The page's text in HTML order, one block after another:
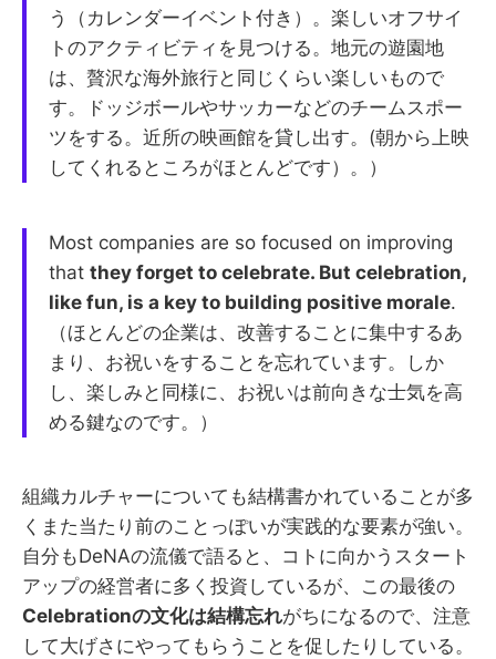
う（カレンダーイベント付き）。楽しいオフサイ
トのアクティビティを見つける。地元の遊園地
は、贅沢な海外旅行と同じくらい楽しいもので
す。ドッジボールやサッカーなどのチームスポー
ツをする。近所の映画館を貸し出す。(朝から上映
してくれるところがほとんどです）。）
Most companies are so focused on improving
that they forget to celebrate. But celebration,
like fun, is a key to building positive morale.
（ほとんどの企業は、改善することに集中するあ
まり、お祝いをすることを忘れています。しか
し、楽しみと同様に、お祝いは前向きな士気を高
める鍵なのです。）
組織カルチャーについても結構書かれていることが多
くまた当たり前のことっぽいが実践的な要素が強い。
自分もDeNAの流儀で語ると、コトに向かうスタート
アップの経営者に多く投資しているが、この最後の
Celebrationの文化は結構忘れがちになるので、注意
して大げさにやってもらうことを促したりしている。